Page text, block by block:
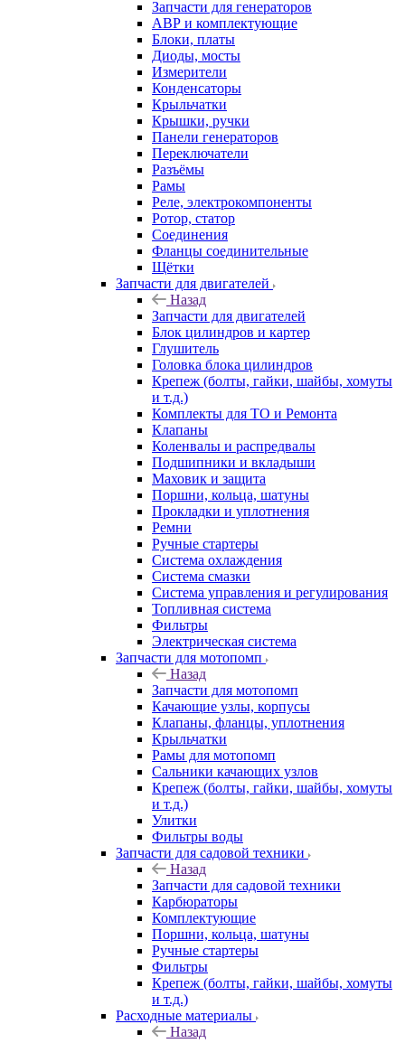
Запчасти для генераторов
АВР и комплектующие
Блоки, платы
Диоды, мосты
Измерители
Конденсаторы
Крыльчатки
Крышки, ручки
Панели генераторов
Переключатели
Разъёмы
Рамы
Реле, электрокомпоненты
Ротор, статор
Соединения
Фланцы соединительные
Щётки
Запчасти для двигателей
Назад
Запчасти для двигателей
Блок цилиндров и картер
Глушитель
Головка блока цилиндров
Крепеж (болты, гайки, шайбы, хомуты
и т.д.)
Комплекты для ТО и Ремонта
Клапаны
Коленвалы и распредвалы
Подшипники и вкладыши
Маховик и защита
Поршни, кольца, шатуны
Прокладки и уплотнения
Ремни
Ручные стартеры
Система охлаждения
Система смазки
Система управления и регулирования
Топливная система
Фильтры
Электрическая система
Запчасти для мотопомп
Назад
Запчасти для мотопомп
Качающие узлы, корпусы
Клапаны, фланцы, уплотнения
Крыльчатки
Рамы для мотопомп
Сальники качающих узлов
Крепеж (болты, гайки, шайбы, хомуты
и т.д.)
Улитки
Фильтры воды
Запчасти для садовой техники
Назад
Запчасти для садовой техники
Карбюраторы
Комплектующие
Поршни, кольца, шатуны
Ручные стартеры
Фильтры
Крепеж (болты, гайки, шайбы, хомуты
и т.д.)
Расходные материалы
Назад